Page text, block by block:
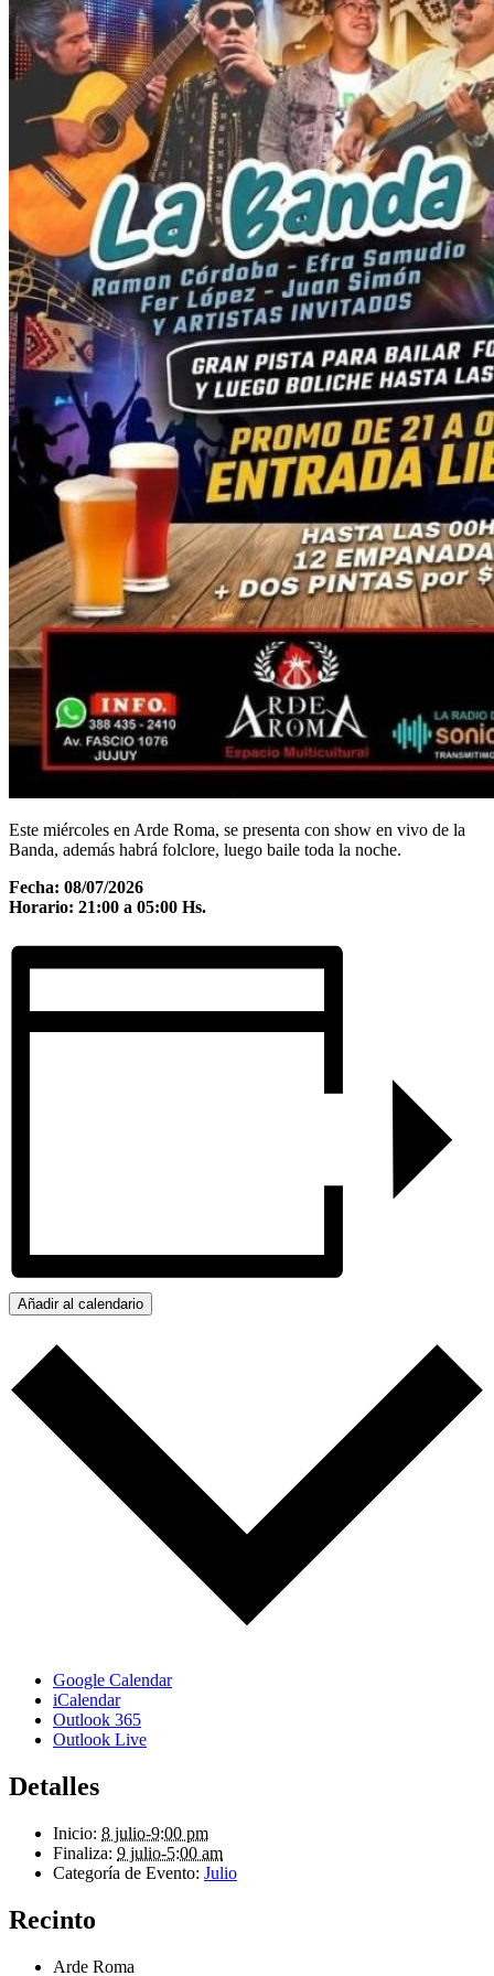
Este miércoles en Arde Roma, se presenta con show en vivo de la
Banda, además habrá folclore, luego baile toda la noche.
Fecha: 08/07/2026
Horario: 21:00 a 05:00 Hs.
Añadir al calendario
Google Calendar
iCalendar
Outlook 365
Outlook Live
Detalles
Inicio: 8 julio-9:00 pm
Finaliza: 9 julio-5:00 am
Categoría de Evento: Julio
Recinto
Arde Roma